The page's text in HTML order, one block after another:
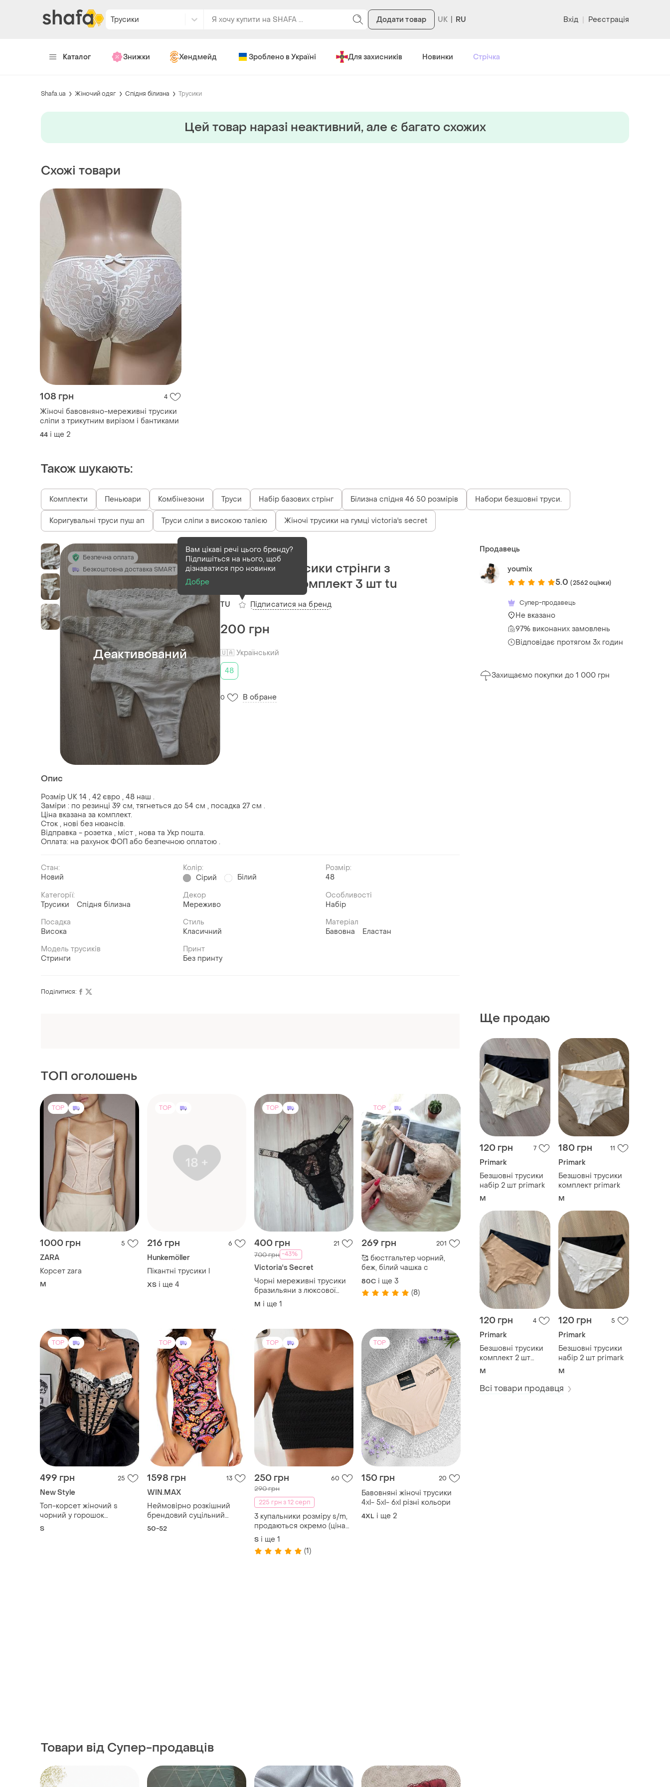
Трусики Додати товар RU Вхід | Реєстрація
Каталог Знижки Хендмейд Зроблено в Україні Для захисників Новинки Стрічка
Shafa.ua Жіночий одяг Спідня білизна Трусики
Цей товар наразi неактивний, але є багато схожих
Схожі товари
108 грн 4
Жіночі бавовняно-мереживні трусики
сліпи з трикутним вирізом і бантиками
44 і ще 2
Також шукають:
Комплекти Пеньюари Комбінезони Труси Набір базових стрінг Білизна спідня 46 50 розмірів Набори безшовні труси.
Коригувальні труси пуш ап Труси сліпи з високою талією Жіночі трусики на гумці victoria's secret
Безпечна оплата
Безкоштовна доставка SMART
Деактивований
Деактивований1 шт
Бавовняні трусики стрінги з
мереживом комплект 3 шт tu
TU
Вам цікаві речі цього бренду?
Підпишіться на нього, щоб
дізнаватися про новинки
Добре
Підписатися на бренд
200 грн
🇺🇦 Український
48
0 В обране
Опис
Розмір UK 14 , 42 євро , 48 наш .
Заміри : по резинці 39 см, тягнеться до 54 см , посадка 27 см .
Ціна вказана за комплект.
Сток , нові без нюансів.
Відправка - розетка , міст , нова та Укр пошта.
Оплата: на рахунок ФОП або безпечною оплатою .
Стан:
Новий
Колір:
Сірий
Білий
Розмір:
48
Категорії:
Трусики
Спідня білизна
Декор
Мереживо
Особливості
Набір
Посадка
Висока
Стиль
Класичний
Матеріал
Бавовна
Еластан
Модель трусиків
Стринги
Принт
Без принту
Продавець
youmix
5.0 (2562 оцінки)
Супер-продавець
Не вказано
97% виконаних замовлень
Відповідає протягом 3х годин
Захищаємо покупки до 1 000 грн
Ще продаю
120 грн 7
Primark
Безшовні трусики
набір 2 шт primark
M
180 грн 11
Primark
Безшовні трусики
комплект primark
M
120 грн 4
Primark
Безшовні трусики
комплект 2 шт
primark
M
120 грн 5
Primark
Безшовні трусики
набір 2 шт primark
M
Всі товари продавця
Поділитися:
ТОП оголошень
TOP
1000 грн
ZARA
216 грн
Hunkemöller
Пікантні трусики l
TOP
400 грн
700 грн -43%
Victoria's Secret
Чорні мереживні трусики
бразильяни з люксової
колекції вікторія сікрет
secret
TOP
269 грн
🥰 бюстгальтер чорний,
80C і ще 3
TOP
499 грн
New Style
Топ-корсет жіночий s
мереживо фатін чашка з
TOP
1598 грн
WIN.MAX
Неймовірно розкішний
купальник із яскравым
TOP
250 грн
290 грн
225 грн з 12 серп
3 купальники розміру s/m,
продаються окремо (ціна
300 грн за кожний)
S і ще 1
TOP
150 грн
Бавовняні жіночі трусики
4xl- 5xl- 6xl різні кольори
Товари від Супер-продавців